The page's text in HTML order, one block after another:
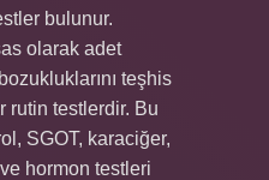
bulunur.
olarak adet
teşhis
rutin testlerdir. Bu
SGOT, karaciğer,
hormon testleri